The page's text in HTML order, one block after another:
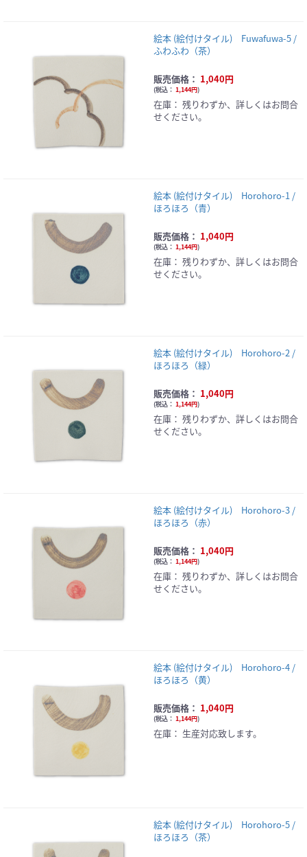
絵本 (絵付けタイル) Fuwafuwa-5 /
ふわふわ（茶）
販売価格： 1,040円
(税込： 1,144円)
在庫： 残りわずか、詳しくはお問合
せください。
絵本 (絵付けタイル) Horohoro-1 /
ほろほろ（青）
販売価格： 1,040円
(税込： 1,144円)
在庫： 残りわずか、詳しくはお問合
せください。
絵本 (絵付けタイル) Horohoro-2 /
ほろほろ（緑）
販売価格： 1,040円
(税込： 1,144円)
在庫： 残りわずか、詳しくはお問合
せください。
絵本 (絵付けタイル) Horohoro-3 /
ほろほろ（赤）
販売価格： 1,040円
(税込： 1,144円)
在庫： 残りわずか、詳しくはお問合
せください。
絵本 (絵付けタイル) Horohoro-4 /
ほろほろ（黄）
販売価格： 1,040円
(税込： 1,144円)
在庫： 生産対応致します。
絵本 (絵付けタイル) Horohoro-5 /
ほろほろ（茶）